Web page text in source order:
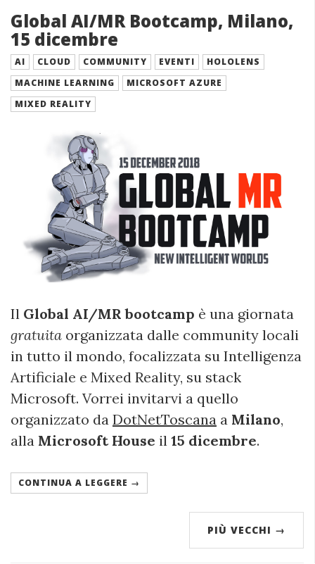
Global AI/MR Bootcamp, Milano,
15 dicembre
AI CLOUD COMMUNITY EVENTI
HOLOLENS
MACHINE LEARNING
MICROSOFT AZURE
MIXED REALITY
Il Global AI/MR bootcamp è una giornata
gratuita organizzata dalle community locali
in tutto il mondo, focalizzata su Intelligenza
Artificiale e Mixed Reality, su stack
Microsoft. Vorrei invitarvi a quello
organizzato da DotNetToscana a Milano,
alla Microsoft House il 15 dicembre.
CONTINUA A LEGGERE →
PIÙ VECCHI →